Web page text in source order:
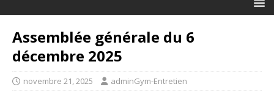
Assemblée générale du 6
décembre 2025
novembre 21, 2025 adminGym-Entretien